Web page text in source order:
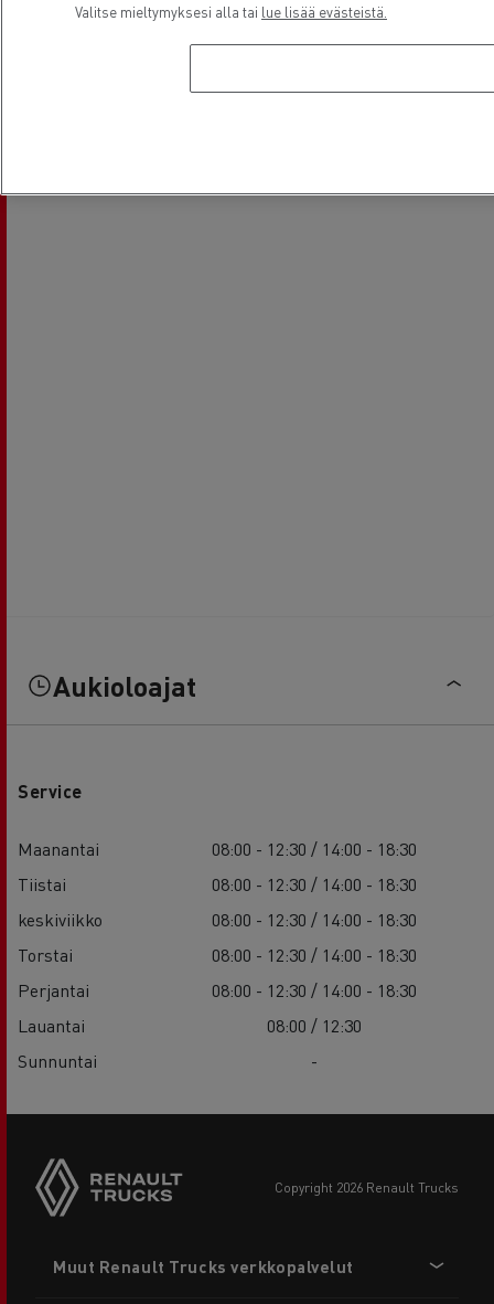
Aukioloajat
Service
Maanantai
08:00 - 12:30 / 14:00 - 18:30
Tiistai
08:00 - 12:30 / 14:00 - 18:30
keskiviikko
08:00 - 12:30 / 14:00 - 18:30
Torstai
08:00 - 12:30 / 14:00 - 18:30
Perjantai
08:00 - 12:30 / 14:00 - 18:30
Lauantai
08:00 / 12:30
Sunnuntai
-
copyright 2026 Renault Trucks
menu
Muut Renault Trucks verkkopalvelut
Valitse mieltymyksesi alla tai lue lisää evästeistä.